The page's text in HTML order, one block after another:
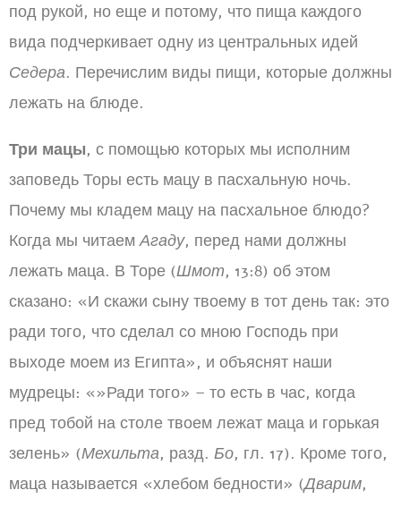
под рукой, но еще и потому, что пища каждого
вида подчеркивает одну из центральных идей
Седера. Перечислим виды пищи, которые должны
лежать на блюде.
Три мацы, с помощью которых мы исполним
заповедь Торы есть мацу в пасхальную ночь.
Почему мы кладем мацу на пасхальное блюдо?
Когда мы читаемАгаду, перед нами должны
лежать маца. В Торе (Шмот, 13:8) об этом
сказано: «И скажи сыну твоему в тот день так: это
ради того, что сделал со мною Господь при
выходе моем из Египта», и объяснят наши
мудрецы: «»Ради того» – то есть в час, когда
пред тобой на столе твоем лежат маца и горькая
зелень» (Мехильта, разд. Бо, гл. 17). Кроме того,
маца называется «хлебом бедности» (Дварим,